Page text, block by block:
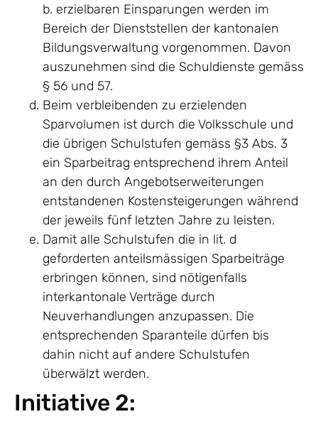
b. erzielbaren Einsparungen werden im
Bereich der Dienststellen der kantonalen
Bildungsverwaltung vorgenommen. Davon
auszunehmen sind die Schuldienste gemäss
§ 56 und 57.
Beim verbleibenden zu erzielenden
Sparvolumen ist durch die Volksschule und
die übrigen Schulstufen gemäss §3 Abs. 3
ein Sparbeitrag entsprechend ihrem Anteil
an den durch Angebotserweiterungen
entstandenen Kostensteigerungen während
der jeweils fünf letzten Jahre zu leisten.
Damit alle Schulstufen die in lit. d
geforderten anteilsmässigen Sparbeiträge
erbringen können, sind nötigenfalls
interkantonale Verträge durch
Neuverhandlungen anzupassen. Die
entsprechenden Sparanteile dürfen bis
dahin nicht auf andere Schulstufen
überwälzt werden.
Initiative 2: